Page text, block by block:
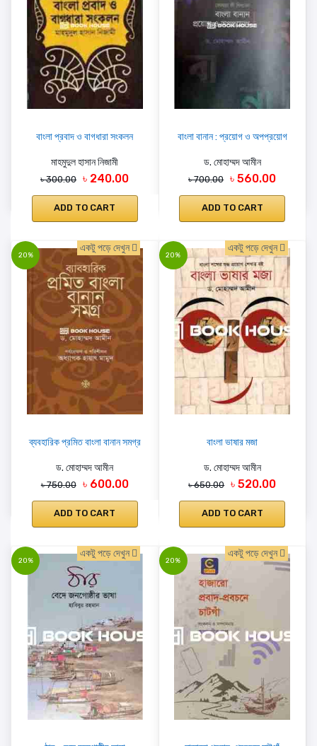
বাংলা প্রবাদ ও বাগধারা সংকলন
মাহমুদুল হাসান নিজামী
৳ 300.00 ৳ 240.00
ADD TO CART
বাংলা বানান : প্রয়োগ ও অপপ্রয়োগ
ড. মোহাম্মদ আমীন
৳ 700.00 ৳ 560.00
ADD TO CART
20%
একটু পড়ে দেখুন
ব্যবহারিক প্রমিত বাংলা বানান সমগ্র
ড. মোহাম্মদ আমীন
৳ 750.00 ৳ 600.00
ADD TO CART
20%
একটু পড়ে দেখুন
বাংলা ভাষার মজা
ড. মোহাম্মদ আমীন
৳ 650.00 ৳ 520.00
ADD TO CART
20%
একটু পড়ে দেখুন
20%
একটু পড়ে দেখুন